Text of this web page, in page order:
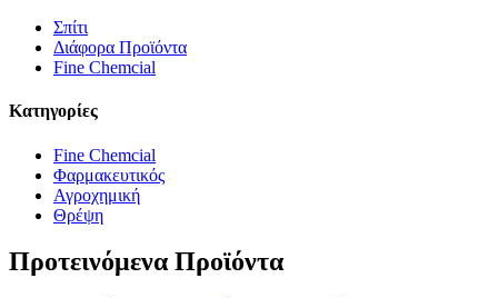
Σπίτι
Διάφορα Προϊόντα
Fine Chemcial
Κατηγορίες
Fine Chemcial
Φαρμακευτικός
Αγροχημική
Θρέψη
Προτεινόμενα Προϊόντα